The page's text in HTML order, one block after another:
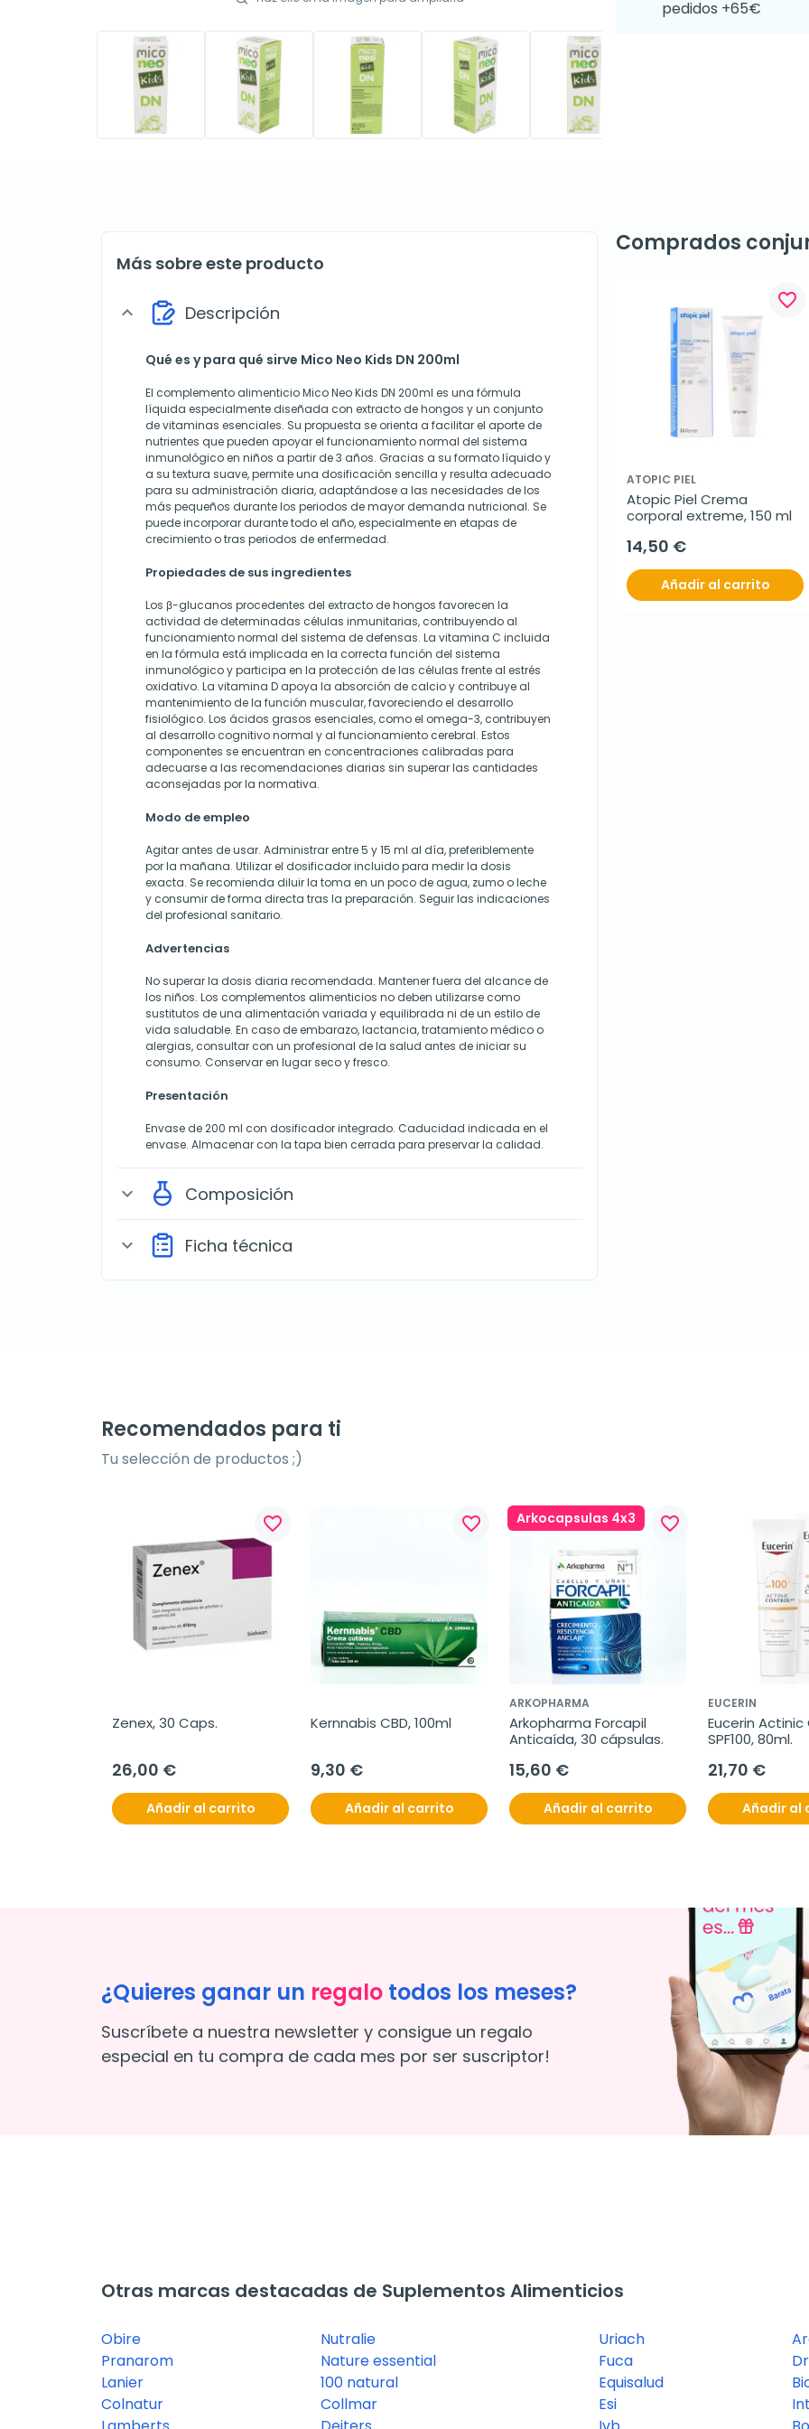
pedidos +65€
Más sobre este producto
expand_more Descripción
Qué es y para qué sirve Mico Neo Kids DN 200ml
El complemento alimenticio Mico Neo Kids DN 200ml es una fórmula
líquida especialmente diseñada con extracto de hongos y un conjunto
de vitaminas esenciales. Su propuesta se orienta a facilitar el aporte de
nutrientes que pueden apoyar el funcionamiento normal del sistema
inmunológico en niños a partir de 3 años. Gracias a su formato líquido y
a su textura suave, permite una dosificación sencilla y resulta adecuado
para su administración diaria, adaptándose a las necesidades de los
más pequeños durante los periodos de mayor demanda nutricional. Se
puede incorporar durante todo el año, especialmente en etapas de
crecimiento o tras periodos de enfermedad.
Propiedades de sus ingredientes
Los β-glucanos procedentes del extracto de hongos favorecen la
actividad de determinadas células inmunitarias, contribuyendo al
funcionamiento normal del sistema de defensas. La vitamina C incluida
en la fórmula está implicada en la correcta función del sistema
inmunológico y participa en la protección de las células frente al estrés
oxidativo. La vitamina D apoya la absorción de calcio y contribuye al
mantenimiento de la función muscular, favoreciendo el desarrollo
fisiológico. Los ácidos grasos esenciales, como el omega-3, contribuyen
al desarrollo cognitivo normal y al funcionamiento cerebral. Estos
componentes se encuentran en concentraciones calibradas para
adecuarse a las recomendaciones diarias sin superar las cantidades
aconsejadas por la normativa.
Modo de empleo
Agitar antes de usar. Administrar entre 5 y 15 ml al día, preferiblemente
por la mañana. Utilizar el dosificador incluido para medir la dosis
exacta. Se recomienda diluir la toma en un poco de agua, zumo o leche
y consumir de forma directa tras la preparación. Seguir las indicaciones
del profesional sanitario.
Advertencias
No superar la dosis diaria recomendada. Mantener fuera del alcance de
los niños. Los complementos alimenticios no deben utilizarse como
sustitutos de una alimentación variada y equilibrada ni de un estilo de
vida saludable. En caso de embarazo, lactancia, tratamiento médico o
alergias, consultar con un profesional de la salud antes de iniciar su
consumo. Conservar en lugar seco y fresco.
Presentación
Envase de 200 ml con dosificador integrado. Caducidad indicada en el
envase. Almacenar con la tapa bien cerrada para preservar la calidad.
expand_more Composición
expand_more Ficha técnica
Comprados
favorite_border
ATOPIC PIEL
Atopic Piel Crema
corporal extreme, 150 ml
14,50 €
Añadir al carrito
Recomendados para ti
Tu selección de productos ;)
favorite_border
Zenex, 30 Caps.
26,00 €
Añadir al carrito
favorite_border
Kernnabis CBD, 100ml
9,30 €
Añadir al carrito
Arkocapsulas 4x3 favorite_border
ARKOPHARMA
Arkopharma Forcapil
Anticaída, 30 cápsulas.
15,60 €
Añadir al carrito
EUCERIN
Eucerin
SPF100, 80ml.
21,70 €
Añadir al
¿Quieres ganar un regalo todos los meses?
Suscríbete a nuestra newsletter y consigue un regalo
especial en tu compra de cada mes por ser suscriptor!
Otras marcas destacadas de Suplementos Alimenticios
Obire
Pranarom
Lanier
Colnatur
Nutralie
Nature essential
100 natural
Collmar
Uriach
Fuca
Equisalud
Esi